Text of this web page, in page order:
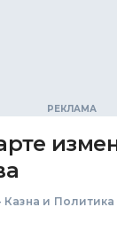
Казна и Политика